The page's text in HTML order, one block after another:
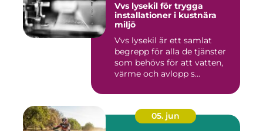
Vvs lysekil för trygga
installationer i kustnära
miljö
Vvs lysekil är ett samlat
begrepp för alla de tjänster
som behövs för att vatten,
värme och avlopp s...
05. jun